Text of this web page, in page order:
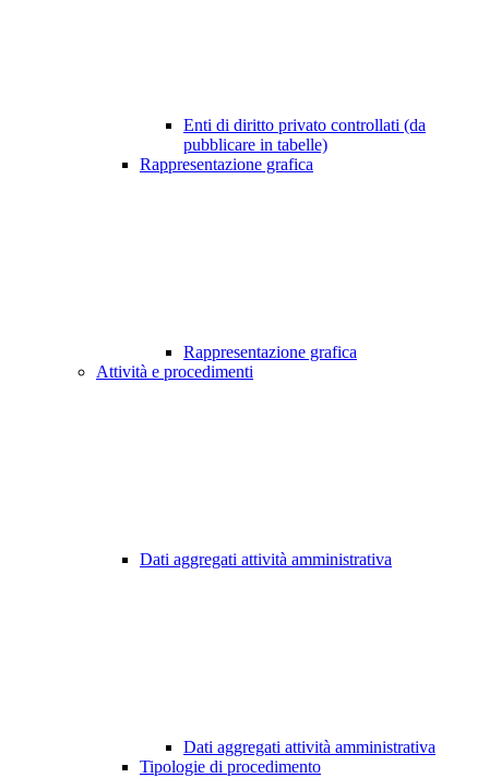
Enti di diritto privato controllati (da
pubblicare in tabelle)
Rappresentazione grafica
Rappresentazione grafica
Attività e procedimenti
Dati aggregati attività amministrativa
Dati aggregati attività amministrativa
Tipologie di procedimento